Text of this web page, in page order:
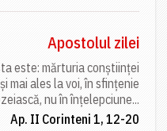
Apostolul zilei
este: mărturia conștiinței
mai ales la voi, în sfințenie
nu în înțelepciune...
Ap. II Corinteni 1, 12-20